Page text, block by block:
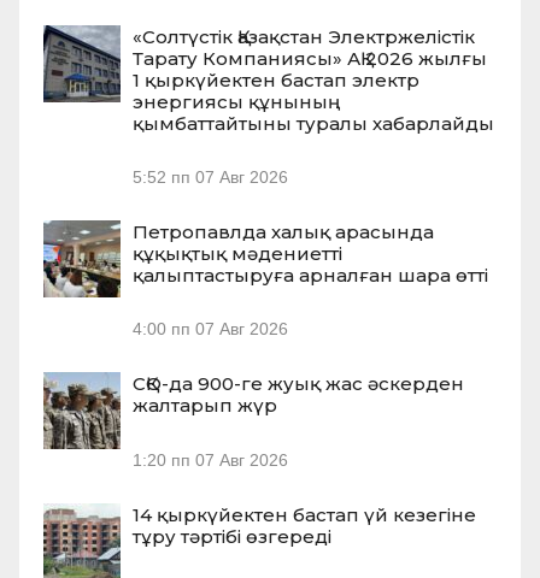
«Солтүстік Қазақстан Электржелістік
Тарату Компаниясы» АҚ 2026 жылғы
1 қыркүйектен бастап электр
энергиясы құнының
қымбаттайтыны туралы хабарлайды
5:52 пп 07 Авг 2026
Петропавлда халық арасында
құқықтық мәдениетті
қалыптастыруға арналған шара өтті
4:00 пп 07 Авг 2026
СҚО-да 900-ге жуық жас әскерден
жалтарып жүр
1:20 пп 07 Авг 2026
14 қыркүйектен бастап үй кезегіне
тұру тәртібі өзгереді